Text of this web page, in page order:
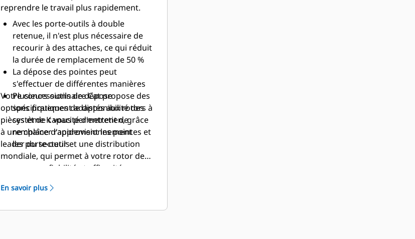
reprendre le travail plus rapidement.
Avec les porte-outils à double
retenue, il n'est plus nécessaire de
recourir à des attaches, ce qui réduit
la durée de remplacement de 50 %
La dépose des pointes peut
s'effectuer de différentes manières
Plusieurs outils de dépose
spécifiquement adaptés aux rotors à
système K vous permettent de
remplacer rapidement les pointes et
les porte-outils
Votre concessionnaire Cat propose des
options pratiques de disponibilité des
pièces et de capacité d'entretien, grâce
à une chaîne d'approvisionnement
leader du secteur et une distribution
mondiale, qui permet à votre rotor de
couper avec fiabilité et efficacité.
En savoir plus